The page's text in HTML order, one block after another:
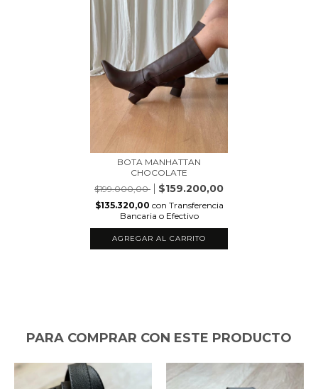
BOTA MANHATTAN
CHOCOLATE
$199.000,00
$159.200,00
$135.320,00 con Transferencia
Bancaria o Efectivo
AGREGAR AL CARRITO
PARA COMPRAR CON ESTE PRODUCTO